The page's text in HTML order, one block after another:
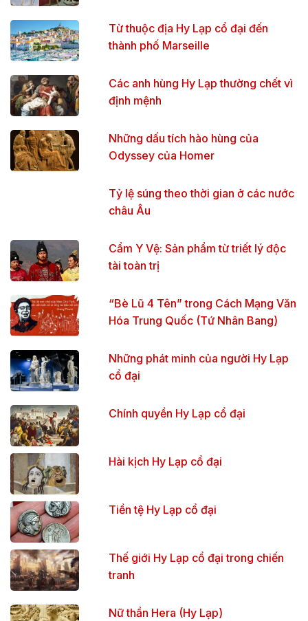
Từ thuộc địa Hy Lạp cổ đại đến
thành phố Marseille
Các anh hùng Hy Lạp thường chết vì
định mệnh
Những dấu tích hào hùng của
Odyssey của Homer
Tỷ lệ súng theo thời gian ở các nước
châu Âu
Cẩm Y Vệ: Sản phẩm từ triết lý độc
tài toàn trị
“Bè Lũ 4 Tên” trong Cách Mạng Văn
Hóa Trung Quốc (Tứ Nhân Bang)
Những phát minh của người Hy Lạp
cổ đại
Chính quyền Hy Lạp cổ đại
Hài kịch Hy Lạp cổ đại
Tiền tệ Hy Lạp cổ đại
Thế giới Hy Lạp cổ đại trong chiến
tranh
Nữ thần Hera (Hy Lạp)